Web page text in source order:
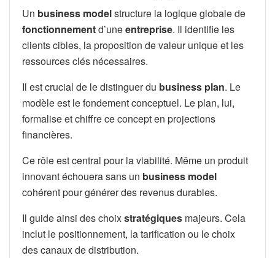
Un business modelstructure la logique globale de
fonctionnementd’uneentreprise. Il identifie les
clients cibles, la proposition de valeur unique et les
ressources clés nécessaires.
Il est crucial de le distinguer du business plan. Le
modèle est le fondement conceptuel. Le plan, lui,
formalise et chiffre ce concept en projections
financières.
Ce rôle est central pour la viabilité. Même un produit
innovant échouera sans un business model
cohérent pour générer des revenus durables.
Il guide ainsi des choixstratégiques majeurs. Cela
inclut le positionnement, la tarification ou le choix
des canaux de distribution.